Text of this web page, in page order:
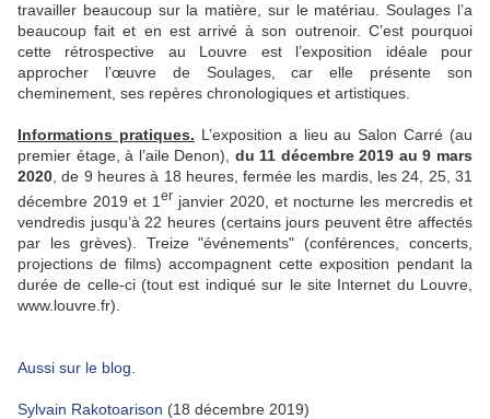
travailler beaucoup sur la matière, sur le matériau. Soulages l’a
beaucoup fait et en est arrivé à son outrenoir. C’est pourquoi
cette rétrospective au Louvre est l’exposition idéale pour
approcher l’œuvre de Soulages, car elle présente son
cheminement, ses repères chronologiques et artistiques.
Informations pratiques. L’exposition a lieu au Salon Carré (au
premier étage, à l’aile Denon), du 11 décembre 2019 au 9 mars
2020 , de 9 heures à 18 heures, fermée les mardis, les 24, 25, 31
décembre 2019 et 1 er janvier 2020, et nocturne les mercredis et
vendredis jusqu’à 22 heures (certains jours peuvent être affectés
par les grèves). Treize "événements" (conférences, concerts,
projections de films) accompagnent cette exposition pendant la
durée de celle-ci (tout est indiqué sur le site Internet du Louvre,
www.louvre.fr).
Aussi sur le blog.
Sylvain Rakotoarison (18 décembre 2019)